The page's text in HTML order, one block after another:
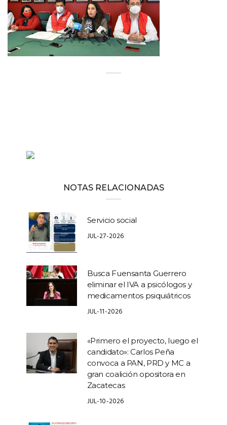
NOTAS RELACIONADAS
Servicio social
JUL-27-2026
Busca Fuensanta Guerrero
eliminar el IVA a psicólogos y
medicamentos psiquiátricos
JUL-11-2026
«Primero el proyecto, luego el
candidato»: Carlos Peña
convoca a PAN, PRD y MC a
gran coalición opositora en
Zacatecas
JUL-10-2026